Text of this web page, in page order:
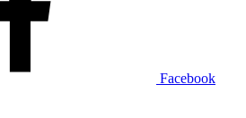
Facebook